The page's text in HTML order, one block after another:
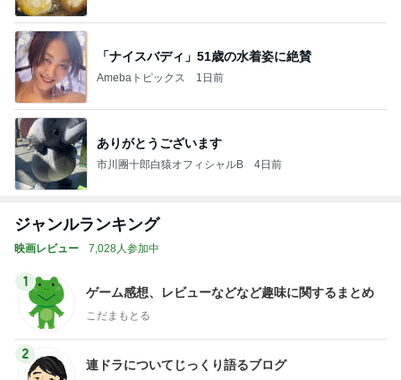
「ナイスバディ」51歳の水着姿に絶賛
Amebaトピックス 1日前
ありがとうございます
市川團十郎白猿オフィシャルB 4日前
ジャンルランキング
映画レビュー 7,028人参加中
1
ゲーム感想、レビューなどなど趣味に関するまとめ
こだまもとる
2
連ドラについてじっくり語るブログ